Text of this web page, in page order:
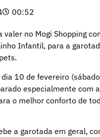
00:52
valer no Mogi Shopping
Infantil, para a
10 de fevereiro
especialmente com
o melhor conforto de
a garotada em geral,